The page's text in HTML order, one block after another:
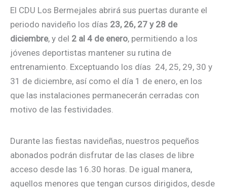
El CDU Los Bermejales abrirá sus puertas durante el
periodo navideño los días 23, 26, 27 y 28 de
diciembre, y del 2 al 4 de enero, permitiendo a los
jóvenes deportistas mantener su rutina de
entrenamiento. Exceptuando los días 24, 25, 29, 30 y
31 de diciembre, así como el día 1 de enero, en los
que las instalaciones permanecerán cerradas con
motivo de las festividades.
Durante las fiestas navideñas, nuestros pequeños
abonados podrán disfrutar de las clases de libre
acceso desde las 16.30 horas. De igual manera,
aquellos menores que tengan cursos dirigidos, desde